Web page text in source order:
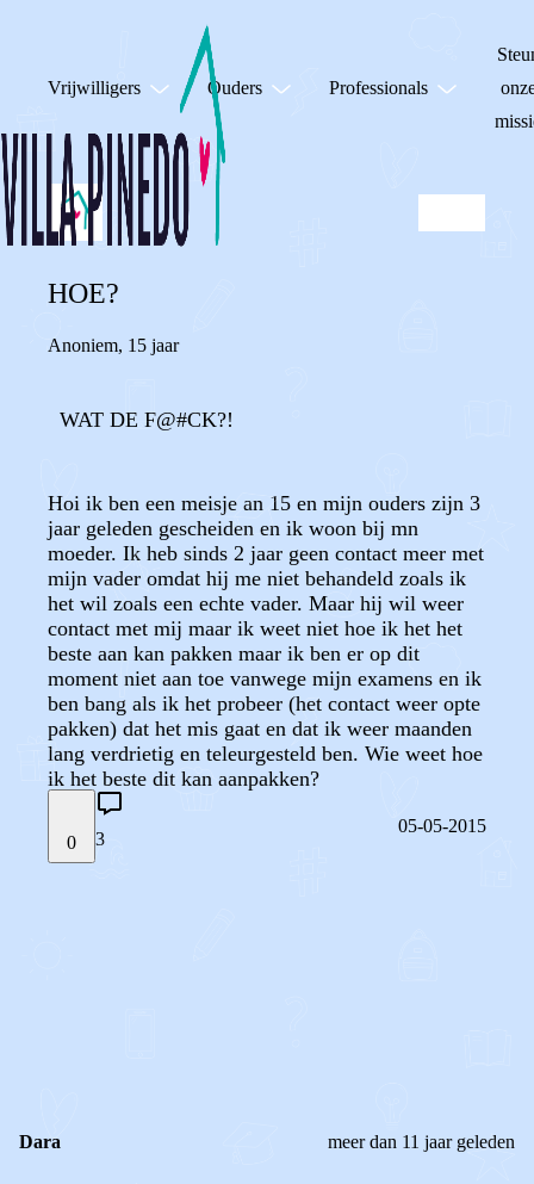
Vrijwilligers Ouders Professionals
HOE?
Anoniem, 15 jaar
WAT DE F@#CK?!
Hoi ik ben een meisje an 15 en mijn ouders zijn 3
jaar geleden gescheiden en ik woon bij mn
moeder. Ik heb sinds 2 jaar geen contact meer met
mijn vader omdat hij me niet behandeld zoals ik
het wil zoals een echte vader. Maar hij wil weer
contact met mij maar ik weet niet hoe ik het het
beste aan kan pakken maar ik ben er op dit
moment niet aan toe vanwege mijn examens en ik
ben bang als ik het probeer (het contact weer opte
pakken) dat het mis gaat en dat ik weer maanden
lang verdrietig en teleurgesteld ben. Wie weet hoe
ik het beste dit kan aanpakken?
0 3
05-05-2015
Dara meer dan 11 jaar geleden